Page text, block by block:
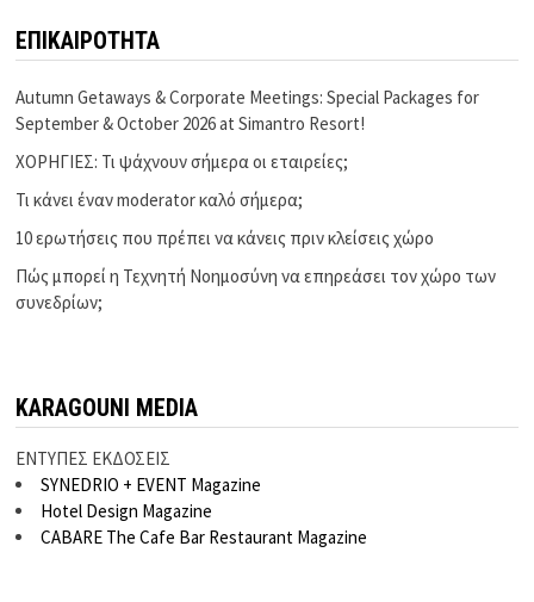
ΕΠΙΚΑΙΡΟΤΗΤΑ
Autumn Getaways & Corporate Meetings: Special Packages for
September & October 2026 at Simantro Resort!
ΧΟΡΗΓΙΕΣ: Τι ψάχνουν σήμερα οι εταιρείες;
Τι κάνει έναν moderator καλό σήμερα;
10 ερωτήσεις που πρέπει να κάνεις πριν κλείσεις χώρο
Πώς μπορεί η Τεχνητή Νοημοσύνη να επηρεάσει τον χώρο των
συνεδρίων;
KARAGOUNI MEDIA
ΕΝΤΥΠΕΣ ΕΚΔΟΣΕΙΣ
SYNEDRIO + EVENT Magazine
Hotel Design Magazine
CABARE The Cafe Bar Restaurant Magazine